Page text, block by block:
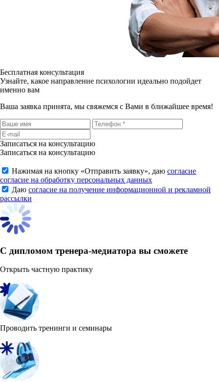
Бесплатная консультация
Узнайте, какое направление психологии идеально подойдет
именно вам
Ваша заявка принята, мы свяжемся с Вами в ближайшее время!
Записаться на консультацию
Записаться на консультацию
Нажимая на кнопку «Отправить заявку», даю согласие
согласие на обработку персональных данных
Даю согласие на получение информационной и рекламной
рассылки
С дипломом тренера-медиатора вы сможете
Открыть частную практику
Проводить тренинги и семинары